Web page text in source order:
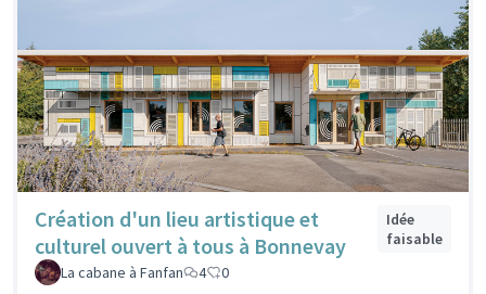
Création d'un lieu artistique et
culturel ouvert à tous à Bonnevay
Idée
faisable
La cabane à Fanfan
4 0